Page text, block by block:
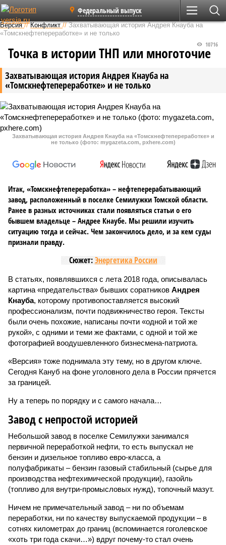
Федеральный выпуск
Версия //Конфликт //Захватывающая история Андрея Кнауба на
«Томскнефтепереработке» и не только
Захватывающая история Андрея Кнауба на
«Томскнефтепереработке» и не только
10716
Точка в истории ТНП или многоточие
Захватывающая история Андрея Кнауба на «Томскнефтепереработке» и
не только (фото: mygazeta.com, pxhere.com)
Итак, «Томскнефтепереработка» – нефтеперерабатывающий
завод, расположенный в поселке Семилужки Томской области.
Ранее в разных источниках стали появляться статьи о его
бывшем владельце – Андрее Кнаубе. Мы решили изучить
ситуацию тогда и сейчас. Чем закончилось дело, и за кем суды
признали правду.
Сюжет:Энергетика России
В статьях, появлявшихся с лета 2018 года, описывалась
картина «предательства» бывших соратников Андрея
Кнауба, которому противопоставляется высокий
профессионализм, почти подвижничество героя. Тексты
были очень похожие, написаны почти «одной и той же
рукой», с одними и теми же фактами, с одной и той же
фотографией воодушевленного бизнесмена-патриота.
«Версия» тоже поднимала эту тему, но в другом ключе.
Сегодня Кануб на фоне уголовного дела в России прячется
за границей.
Ну а теперь по порядку и с самого начала…
Завод с непростой историей
Небольшой завод в поселке Семилужки занимался
первичной переработкой нефти, то есть выпускал не
бензин и дизельное топливо евро-класса, а
полуфабрикаты – бензин газовый стабильный (сырье для
производства нефтехимической продукции), газойль
(топливо для внутри-промысловых нужд), топочный мазут.
Ничем не примечательный завод – ни по объемам
переработки, ни по качеству выпускаемой продукции – в
сотнях километрах до границ (вспоминается гоголевское
«хоть три года скачи…») вдруг почему-то стал очень